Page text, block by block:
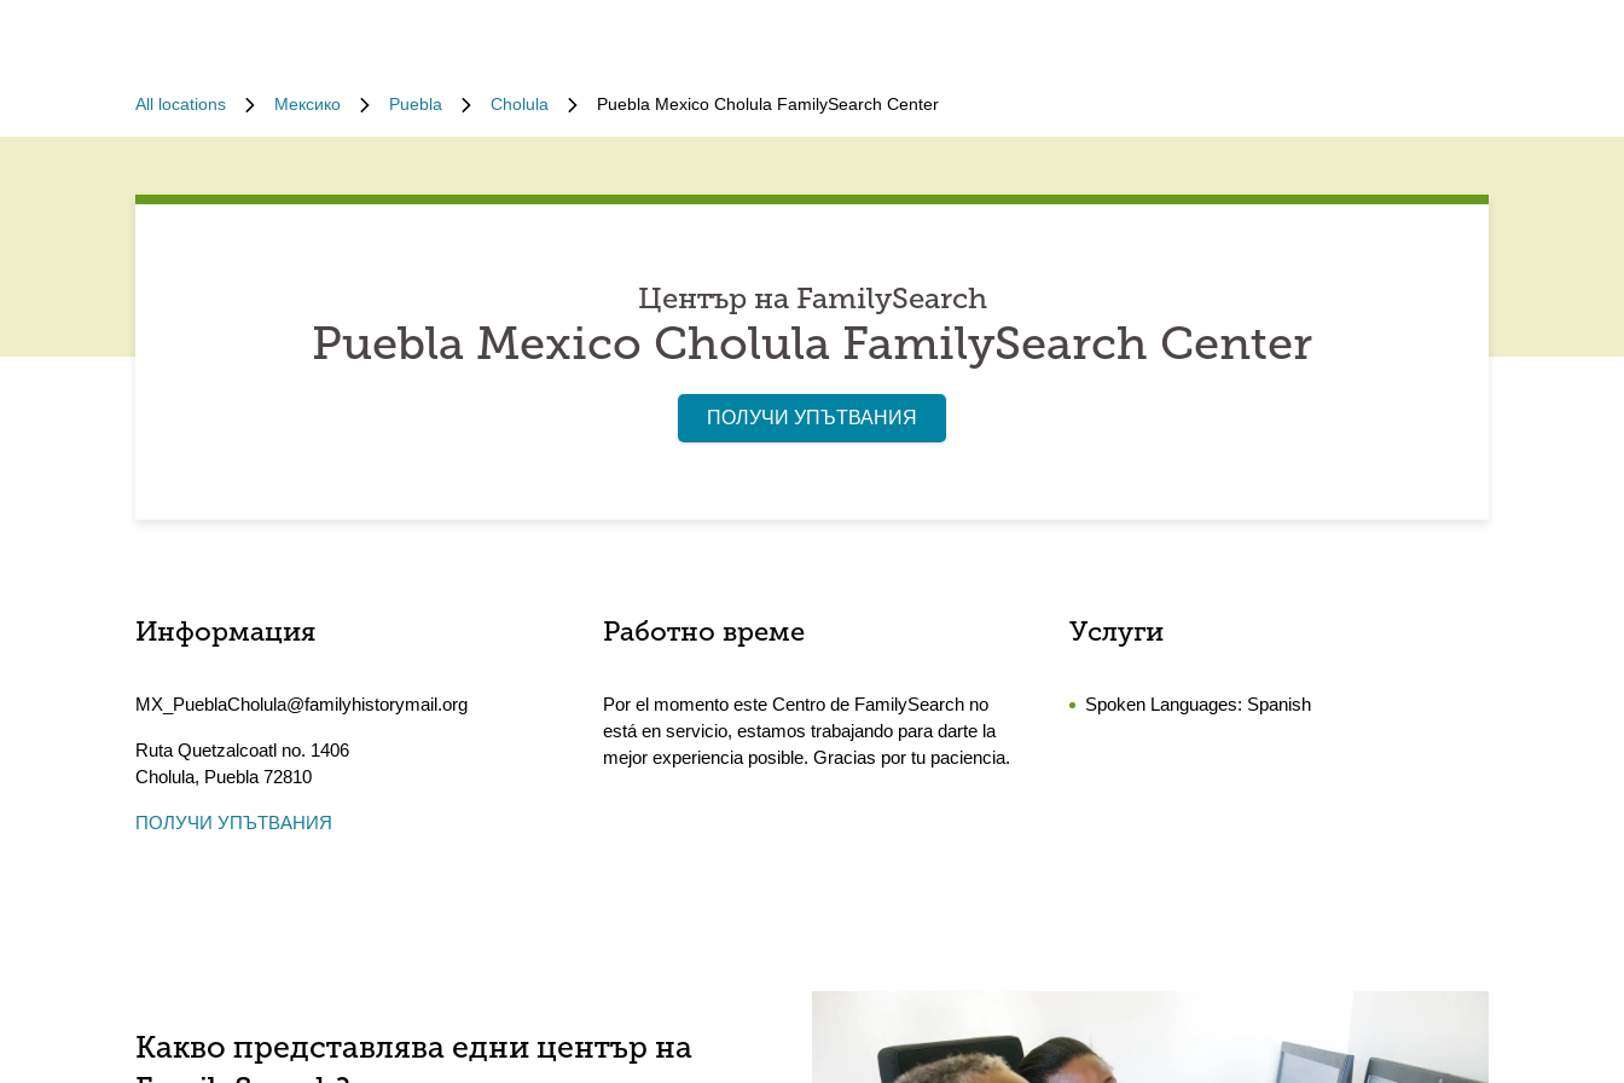
All locations Мексико Puebla Cholula Puebla Mexico Cholula FamilySearch Center
Център на FamilySearch
Puebla Mexico Cholula FamilySearch Center
ПОЛУЧИ УПЪТВАНИЯ
Информация
MX_PueblaCholula@familyhistorymail.org
Ruta Quetzalcoatl no. 1406
Cholula, Puebla 72810
ПОЛУЧИ УПЪТВАНИЯ
Работно време
Por el momento este Centro de FamilySearch no
está en servicio, estamos trabajando para darte la
mejor experiencia posible. Gracias por tu paciencia.
Услуги
Spoken Languages: Spanish
Какво представлява едни център на